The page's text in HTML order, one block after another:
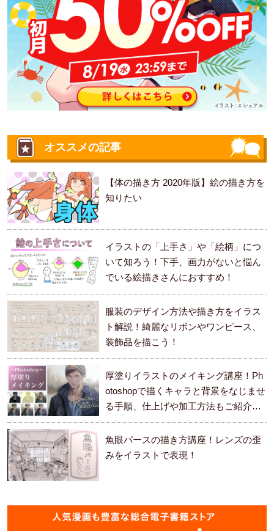
オススメの記事
【体の描き方 2020年版】絵の描き方を
知りたい
イラストの「上手さ」や「絵柄」につ
いて知ろう！下手、画力がないと悩ん
でいる絵描きさんにおすすめ！
服装のデザイン方法や描き方をイラス
ト解説！綺麗なリボンやワンピース、
装飾品を描こう！
厚塗りイラストのメイキング講座！Ph
otoshopで描くキャラと背景をなじませ
る手順、仕上げや加工方法もご紹介し
ます。
魚眼パースの描き方講座！レンズの歪
みをイラストで表現！